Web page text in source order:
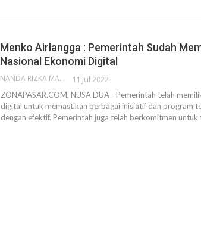
Menko Airlangga : Pemerintah Sudah
Nasional Ekonomi Digital
NANDA RIZKA MAHENDRA 11 Jul 2022
ZONAPASAR.COM, NUSA DUA - Pemerintah telah
digital untuk memastikan berbagai inisiatif dan program
dengan efektif. Pemerintah juga telah berkomitmen